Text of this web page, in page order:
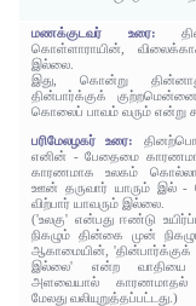
மணக்குடவர் உரை:
கொள்ளாராயின்,
இல்லை.
இது, கொன்று
தின்பார்க்குக்
கொலைப் பாவம் வரும் என்று
பரிமேலழகர் உரை:
எனின் - பேதைமை
காரணமாக உலகம்
ஊன் தருவார் யாரும் இல்
விற்பார் யாவரும் இல்லை.
('உலகு' என்பது ஈண்டு
நிகழும் தின்கை முன்
ஆகாமையின்,
இல்லை' என்ற வாதியை
அளவையால் காரணமாதல்
மேலது வலியுறுத்தப்பட்டது.)